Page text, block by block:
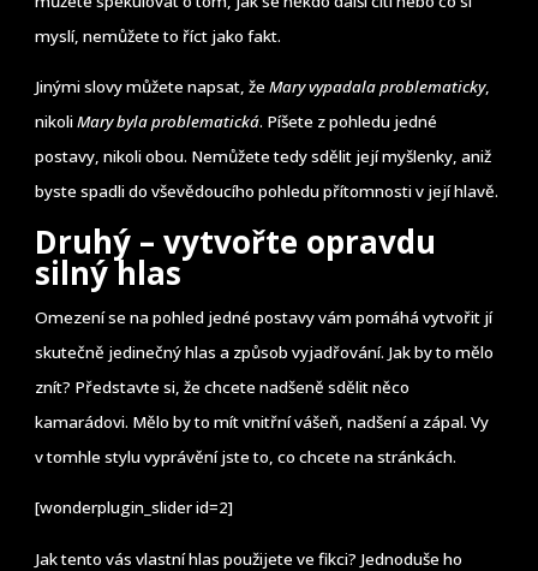
myslí, nemůžete to říct jako fakt.
Jinými slovy můžete napsat, žeMary vypadala problematicky,
nikoliMary byla problematická. Píšete z pohledu jedné
postavy, nikoli obou. Nemůžete tedy sdělit její myšlenky, aniž
byste spadli do vševědoucího pohledu přítomnosti v její hlavě.
Druhý – vytvořte opravdu
silný hlas
Omezení se na pohled jedné postavy vám pomáhá vytvořit jí
skutečně jedinečný hlas a způsob vyjadřování. Jak by to mělo
znít? Představte si, že chcete nadšeně sdělit něco
kamarádovi. Mělo by to mít vnitřní vášeň, nadšení a zápal. Vy
v tomhle stylu vyprávění jste to, co chcete na stránkách.
[wonderplugin_slider id=2]
Jak tento vás vlastní hlas použijete ve fikci? Jednoduše ho